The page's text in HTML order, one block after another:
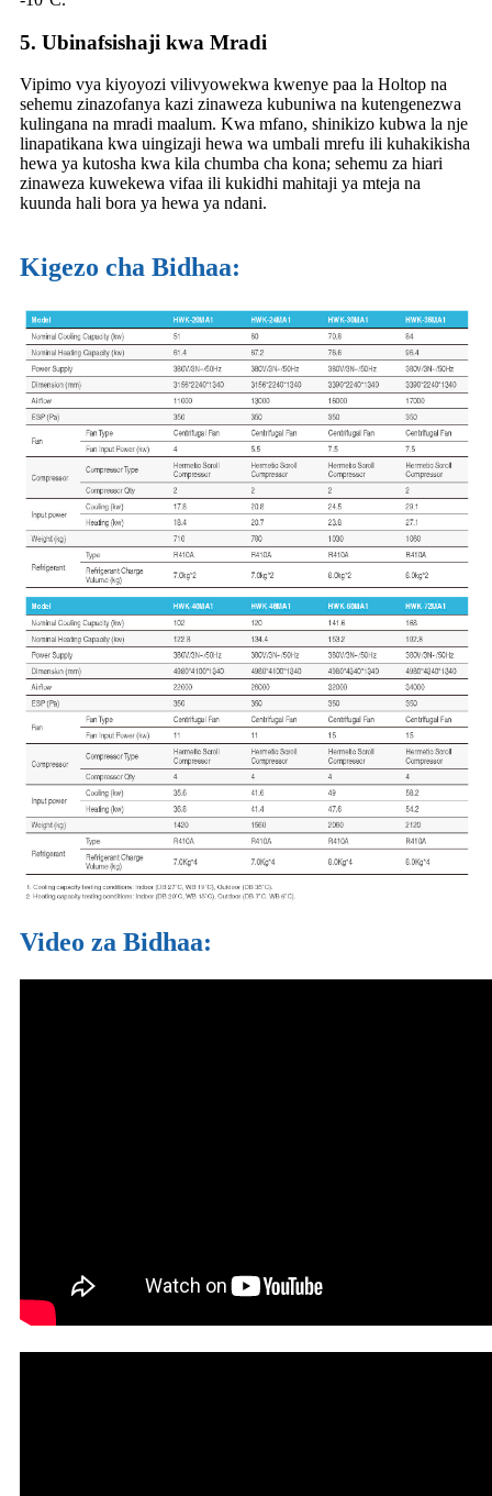
5. Ubinafsishaji kwa Mradi
Vipimo vya kiyoyozi vilivyowekwa kwenye paa la Holtop na
sehemu zinazofanya kazi zinaweza kubuniwa na kutengenezwa
kulingana na mradi maalum. Kwa mfano, shinikizo kubwa la nje
linapatikana kwa uingizaji hewa wa umbali mrefu ili kuhakikisha
hewa ya kutosha kwa kila chumba cha kona; sehemu za hiari
zinaweza kuwekewa vifaa ili kukidhi mahitaji ya mteja na
kuunda hali bora ya hewa ya ndani.
Kigezo cha Bidhaa:
Video za Bidhaa: